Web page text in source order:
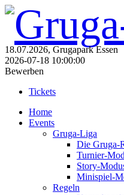
18.07.2026, Grugapark Essen
2026-07-18 10:00:00
Bewerben
Tickets
Home
Events
Gruga-Liga
Die Gruga-
Turnier-
Story-
Minispiel-
Regeln